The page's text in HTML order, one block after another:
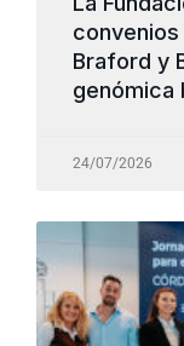
Braford y
genómica
24/07/2026